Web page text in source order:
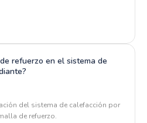
refuerzo en el sistema de
del sistema de calefacción por
de refuerzo.